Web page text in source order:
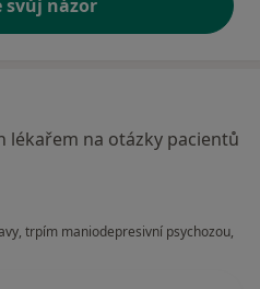
svůj názor
lékařem na otázky pacientů
trpím maniodepresivní psychozou,